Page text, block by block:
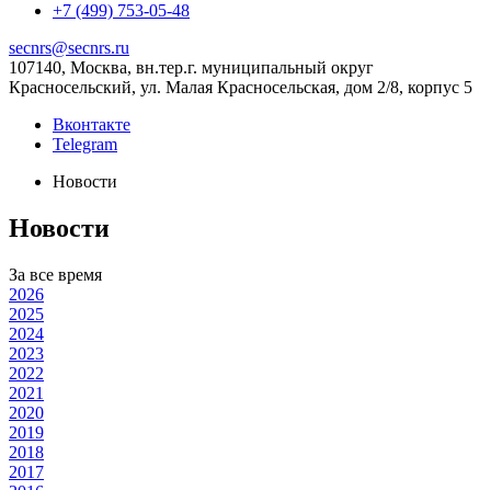
+7 (499) 753-05-48
secnrs@secnrs.ru
107140, Москва, вн.тер.г. муниципальный округ
Красносельский, ул. Малая Красносельская, дом 2/8, корпус 5
Вконтакте
Telegram
Новости
Новости
За все время
2026
2025
2024
2023
2022
2021
2020
2019
2018
2017